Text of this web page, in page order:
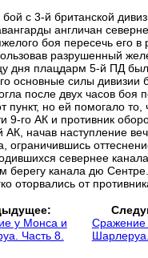
с 3-й британской
англичан
боя пересечь его
разрушенный
дня плацдарм 5-й ПД
основные силы дивизии
после двух часов боя
пункт, но ей помогало
9-го АК и противник
АК, начав наступление
ограничившись
севернее
берегу канала дю
оторвались от
у Монса и
Часть 8.
Сражение